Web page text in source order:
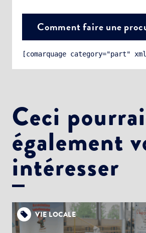
Comment faire une
[comarquage category="part"
Ceci
également
intéresser
VIE LOCALE
Choisissez votre
Alertes Mail
Newsletter Culture